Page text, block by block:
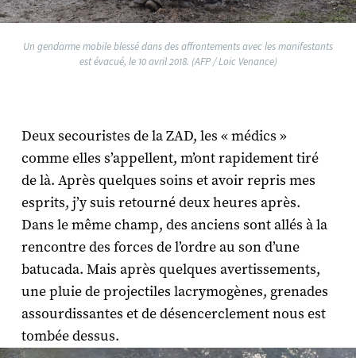
Un gendarme mobile blessé dans des affrontements avec les manifestants
est évacué, le 10 avril 2018. (AFP / Loic Venance)
Deux secouristes de la ZAD, les « médics »
comme elles s’appellent, m’ont rapidement tiré
de là. Après quelques soins et avoir repris mes
esprits, j’y suis retourné deux heures après.
Dans le même champ, des anciens sont allés à la
rencontre des forces de l’ordre au son d’une
batucada. Mais après quelques avertissements,
une pluie de projectiles lacrymogènes, grenades
assourdissantes et de désencerclement nous est
tombée dessus.